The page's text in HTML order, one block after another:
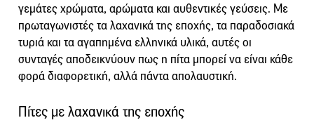
γεμάτες χρώματα, αρώματα και αυθεντικές γεύσεις. Με
πρωταγωνιστές τα λαχανικά της εποχής, τα παραδοσιακά
τυριά και τα αγαπημένα ελληνικά υλικά, αυτές οι
συνταγές αποδεικνύουν πως η πίτα μπορεί να είναι κάθε
φορά διαφορετική, αλλά πάντα απολαυστική.
Πίτες με λαχανικά της εποχής